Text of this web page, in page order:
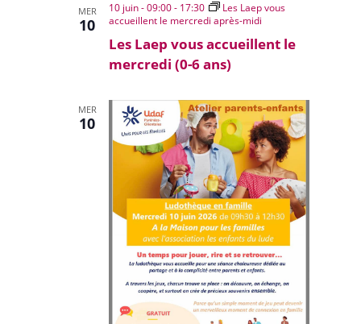
MER
10
Les Laep vous accueillent le
mercredi (0-6 ans)
10 juin - 09:00- 17:30
Les Laep vous
accueillent le mercredi après-midi
MER
10